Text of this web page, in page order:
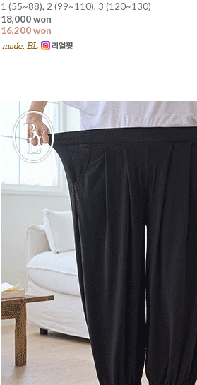
1 (55~88), 2 (99~110), 3 (120~130)
18,000 won
16,200 won